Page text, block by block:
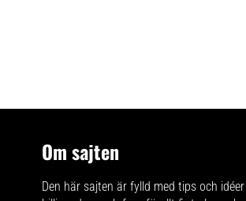
Om sajten
Den här sajten är fylld med tips och